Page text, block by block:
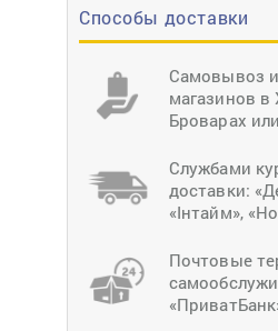
Способы доставки
Самовывоз
магазинов в
Броварах
Службами
доставки:
«Інтайм»,
Почтовые